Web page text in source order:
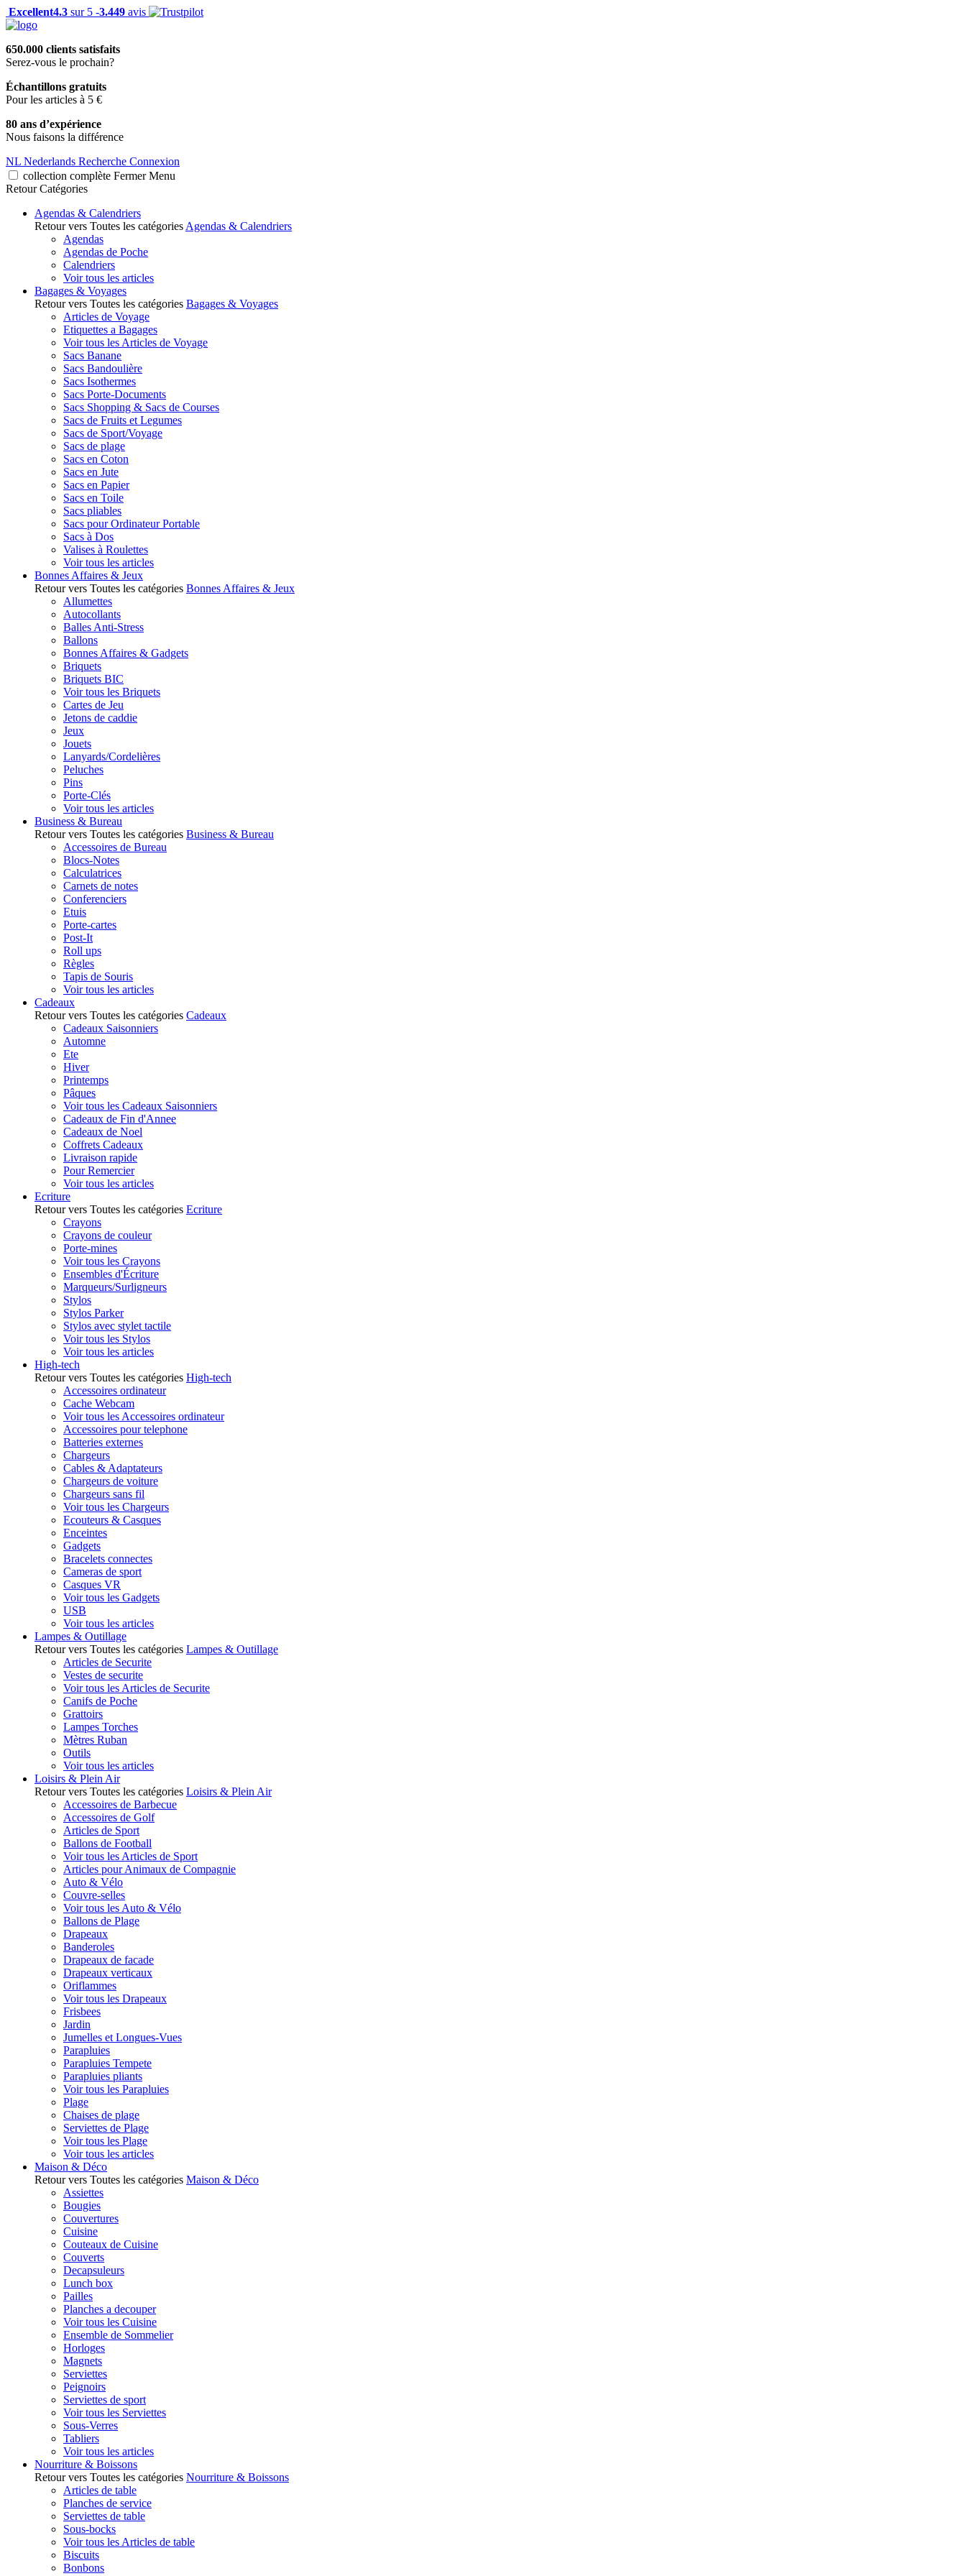
Excellent4.3 sur 5 -3.449 avis
650.000 clients satisfaits
Serez-vous le prochain?
Échantillons gratuits
Pour les articles à 5 €
80 ans d’expérience
Nous faisons la différence
NL Nederlands Recherche Connexion
collection complète Fermer Menu
Retour Catégories
Agendas & Calendriers
Retour vers Toutes les catégories Agendas & Calendriers
Agendas
Agendas de Poche
Calendriers
Voir tous les articles
Bagages & Voyages
Retour vers Toutes les catégories Bagages & Voyages
Articles de Voyage
Etiquettes a Bagages
Voir tous les Articles de Voyage
Sacs Banane
Sacs Bandoulière
Sacs Isothermes
Sacs Porte-Documents
Sacs Shopping & Sacs de Courses
Sacs de Fruits et Legumes
Sacs de Sport/Voyage
Sacs de plage
Sacs en Coton
Sacs en Jute
Sacs en Papier
Sacs en Toile
Sacs pliables
Sacs pour Ordinateur Portable
Sacs à Dos
Valises à Roulettes
Voir tous les articles
Bonnes Affaires & Jeux
Retour vers Toutes les catégories Bonnes Affaires & Jeux
Allumettes
Autocollants
Balles Anti-Stress
Ballons
Bonnes Affaires & Gadgets
Briquets
Briquets BIC
Voir tous les Briquets
Cartes de Jeu
Jetons de caddie
Jeux
Jouets
Lanyards/Cordelières
Peluches
Pins
Porte-Clés
Voir tous les articles
Business & Bureau
Retour vers Toutes les catégories Business & Bureau
Accessoires de Bureau
Blocs-Notes
Calculatrices
Carnets de notes
Conferenciers
Etuis
Porte-cartes
Post-It
Roll ups
Règles
Tapis de Souris
Voir tous les articles
Cadeaux
Retour vers Toutes les catégories Cadeaux
Cadeaux Saisonniers
Automne
Ete
Hiver
Printemps
Pâques
Voir tous les Cadeaux Saisonniers
Cadeaux de Fin d'Annee
Cadeaux de Noel
Coffrets Cadeaux
Livraison rapide
Pour Remercier
Voir tous les articles
Ecriture
Retour vers Toutes les catégories Ecriture
Crayons
Crayons de couleur
Porte-mines
Voir tous les Crayons
Ensembles d'Écriture
Marqueurs/Surligneurs
Stylos
Stylos Parker
Stylos avec stylet tactile
Voir tous les Stylos
Voir tous les articles
High-tech
Retour vers Toutes les catégories High-tech
Accessoires ordinateur
Cache Webcam
Voir tous les Accessoires ordinateur
Accessoires pour telephone
Batteries externes
Chargeurs
Cables & Adaptateurs
Chargeurs de voiture
Chargeurs sans fil
Voir tous les Chargeurs
Ecouteurs & Casques
Enceintes
Gadgets
Bracelets connectes
Cameras de sport
Casques VR
Voir tous les Gadgets
USB
Voir tous les articles
Lampes & Outillage
Retour vers Toutes les catégories Lampes & Outillage
Articles de Securite
Vestes de securite
Voir tous les Articles de Securite
Canifs de Poche
Grattoirs
Lampes Torches
Mètres Ruban
Outils
Voir tous les articles
Loisirs & Plein Air
Retour vers Toutes les catégories Loisirs & Plein Air
Accessoires de Barbecue
Accessoires de Golf
Articles de Sport
Ballons de Football
Voir tous les Articles de Sport
Articles pour Animaux de Compagnie
Auto & Vélo
Couvre-selles
Voir tous les Auto & Vélo
Ballons de Plage
Drapeaux
Banderoles
Drapeaux de facade
Drapeaux verticaux
Oriflammes
Voir tous les Drapeaux
Frisbees
Jardin
Jumelles et Longues-Vues
Parapluies
Parapluies Tempete
Parapluies pliants
Voir tous les Parapluies
Plage
Chaises de plage
Serviettes de Plage
Voir tous les Plage
Voir tous les articles
Maison & Déco
Retour vers Toutes les catégories Maison & Déco
Assiettes
Bougies
Couvertures
Cuisine
Couteaux de Cuisine
Couverts
Decapsuleurs
Lunch box
Pailles
Planches a decouper
Voir tous les Cuisine
Ensemble de Sommelier
Horloges
Magnets
Serviettes
Peignoirs
Serviettes de sport
Voir tous les Serviettes
Sous-Verres
Tabliers
Voir tous les articles
Nourriture & Boissons
Retour vers Toutes les catégories Nourriture & Boissons
Articles de table
Planches de service
Serviettes de table
Sous-bocks
Voir tous les Articles de table
Biscuits
Bonbons